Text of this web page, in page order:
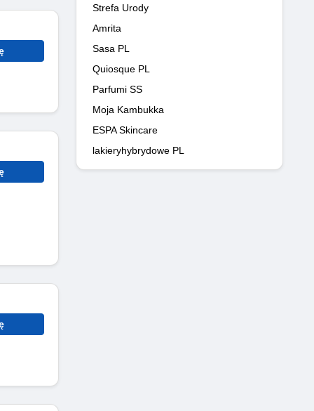
Strefa Urody
Amrita
Sasa PL
Quiosque PL
Parfumi SS
Moja Kambukka
ESPA Skincare
lakieryhybrydowe PL